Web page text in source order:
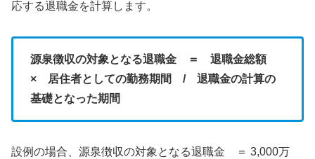
応する退職金を計算します。
源泉徴収の対象となる退職金 ＝ 退職金総額
× 居住者としての勤務期間 / 退職金の計算の
基礎となった期間
設例の場合、源泉徴収の対象となる退職金 ＝ 3,000万